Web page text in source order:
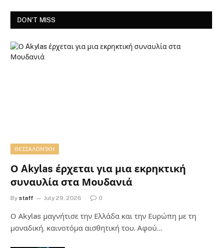
DON'T MISS
ΘΕΣΣΑΛΟΝΊΚΗ
Ο Akylas έρχεται για μια εκρηκτική
συναυλία στα Μουδανιά
By staff July 29, 2026 0
Ο Αkylas μαγνήτισε την Ελλάδα και την Ευρώπη με τη
μοναδική, καινοτόμα αισθητική του. Αφού…